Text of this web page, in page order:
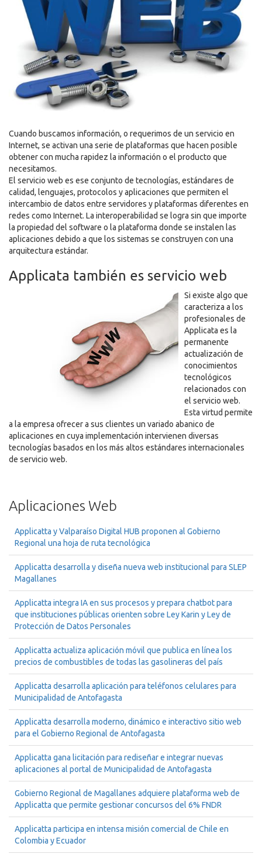
Cuando buscamos información, o requerimos de un servicio en
Internet, se activan una serie de plataformas que hacen posible
obtener con mucha rapidez la información o el producto que
necesitamos.
El servicio web es ese conjunto de tecnologías, estándares de
calidad, lenguajes, protocolos y aplicaciones que permiten el
intercambio de datos entre servidores y plataformas diferentes en
redes como Internet. La interoperabilidad se logra sin que importe
la propiedad del software o la plataforma donde se instalen las
aplicaciones debido a que los sistemas se construyen con una
arquitectura estándar.
Applicata también es servicio web
Si existe algo que
caracteriza a los
profesionales de
Applicata es la
permanente
actualización de
conocimientos
tecnológicos
relacionados con
el servicio web.
Esta virtud permite
a la empresa ofrecer a sus clientes un variado abanico de
aplicaciones en cuya implementación intervienen diversas
tecnologías basados en los más altos estándares internacionales
de servicio web.
Aplicaciones Web
Applicatta y Valparaíso Digital HUB proponen al Gobierno
Regional una hoja de ruta tecnológica
Applicatta desarrolla y diseña nueva web institucional para SLEP
Magallanes
Applicatta integra IA en sus procesos y prepara chatbot para
que instituciones públicas orienten sobre Ley Karin y Ley de
Protección de Datos Personales
Applicatta actualiza aplicación móvil que publica en línea los
precios de combustibles de todas las gasolineras del país
Applicatta desarrolla aplicación para teléfonos celulares para
Municipalidad de Antofagasta
Applicatta desarrolla moderno, dinámico e interactivo sitio web
para el Gobierno Regional de Antofagasta
Applicatta gana licitación para rediseñar e integrar nuevas
aplicaciones al portal de Municipalidad de Antofagasta
Gobierno Regional de Magallanes adquiere plataforma web de
Applicatta que permite gestionar concursos del 6% FNDR
Applicatta participa en intensa misión comercial de Chile en
Colombia y Ecuador